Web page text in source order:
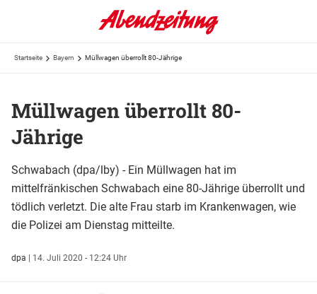
Startseite Bayern Müllwagen überrollt 80-Jährige
Müllwagen überrollt 80-
Jährige
Schwabach (dpa/lby) - Ein Müllwagen hat im
mittelfränkischen Schwabach eine 80-Jährige überrollt und
tödlich verletzt. Die alte Frau starb im Krankenwagen, wie
die Polizei am Dienstag mitteilte.
dpa | 14. Juli 2020 - 12:24 Uhr